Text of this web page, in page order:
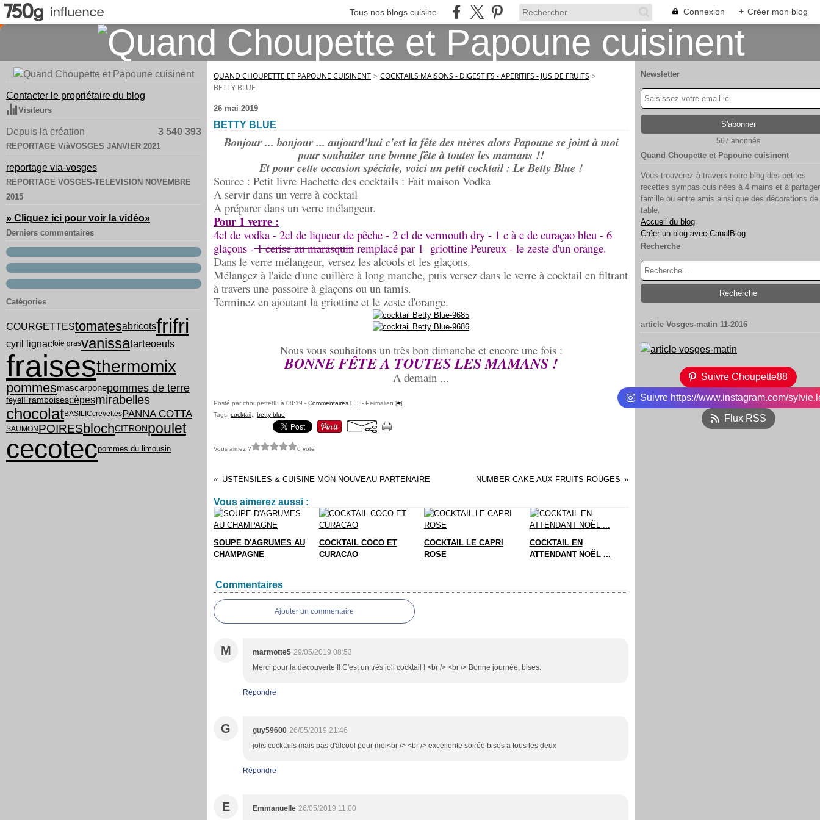
Tous nos blogs cuisine Connexion + Créer mon blog
Contacter le propriétaire du blog
Visiteurs
Depuis la création 3 540 393
REPORTAGE ViàVOSGES JANVIER 2021
reportage via-vosges
REPORTAGE VOSGES-TELEVISION NOVEMBRE
2015
» Cliquez ici pour voir la vidéo»
Derniers commentaires
Catégories
COURGETTEStomatesabricotsfrifri
cyril lignacfoie grasvanissatarteoeufs
fraisesthermomix
pommesmascarponepommes de terre
feyel Framboisescèpesmirabelles
chocolatBASILICcrevettesPANNA COTTA
SAUMONPOIRESblochCITRON poulet
cecotecpommes du limousin
QUAND CHOUPETTE ET PAPOUNE CUISINENT > COCKTAILS MAISONS - DIGESTIFS - APERITIFS - JUS DE FRUITS >
BETTY BLUE
26 mai 2019
BETTY BLUE
Bonjour ... bonjour ... aujourd'hui c'est la fête des mères alors Papoune se joint à moi
pour souhaiter une bonne fête à toutes les mamans !!
Et pour cette occasion spéciale, voici un petit cocktail : Le Betty Blue !
Source : Petit livre Hachette des cocktails : Fait maison Vodka
A servir dans un verre à cocktail
A préparer dans un verre mélangeur.
Pour 1 verre :
4cl de vodka - 2cl de liqueur de pêche - 2 cl de vermouth dry - 1 c à c de curaçao bleu - 6
glaçons -1 cerise au marasquin remplacé par 1 griottine Peureux - le zeste d'un orange.
Dans le verre mélangeur, versez les alcools et les glaçons.
Mélangez à l'aide d'une cuillère à long manche, puis versez dans le verre à cocktail en filtrant
à travers une passoire à glaçons ou un tamis.
Terminez en ajoutant la griottine et le zeste d'orange.
Nous vous souhaitons un très bon dimanche et encore une fois :
BONNE FÊTE A TOUTES LES MAMANS !
A demain ...
Posté par choupette88 à 08:19 - Commentaires [ ] - Permalien [#]
Tags: cocktail betty blue
Vous aimez ? 0 vote
USTENSILES & CUISINE MON NOUVEAU PARTENAIRE NUMBER CAKE AUX FRUITS ROUGES
Vous aimerez aussi :
SOUPE D'AGRUMES AU
CHAMPAGNE
COCKTAIL COCO ET
CURACAO
COCKTAIL LE CAPRI
ROSE
COCKTAIL EN
ATTENDANT NOËL ...
Commentaires
Ajouter un commentaire
M marmotte5 29/05/2019 08:53
Merci pour la découverte !! C'est un très joli cocktail ! <br /> <br /> Bonne journée, bises.
Répondre
G guy59600 26/05/2019 21:46
jolis cocktails mais pas d'alcool pour moi<br /> <br /> excellente soirée bises a tous les deux
Répondre
E Emmanuelle 26/05/2019 11:00
Newsletter
567 abonnés
Quand Choupette et Papoune cuisinent
Vous trouverez à travers notre blog des petites
recettes sympas cuisinées à 4 mains et à
famille ou entre amis ainsi que des décorations de
table.
Accueil du blog
Créer un blog avec CanalBlog
Recherche
article Vosges-matin 11-2016
Suivre Choupette88
Suivre https://www.instagram.com/
Flux RSS